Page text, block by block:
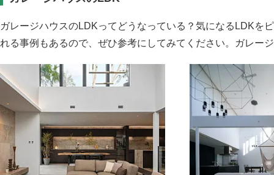
ガレージハウスのLDKってどうなっている？気になるLDKを
れる事例もあるので、ぜひ参考にしてみてください。ガレー